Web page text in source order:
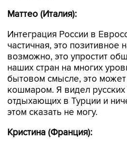
Маттео (Италия):
Интеграция России в
частичная, это позитивное
возможно, это упростит
наших стран на многих
бытовом смысле, это может
кошмаром. Я видел русских
отдыхающих в Турции и
этом сказать не могу.
Кристина (Франция):